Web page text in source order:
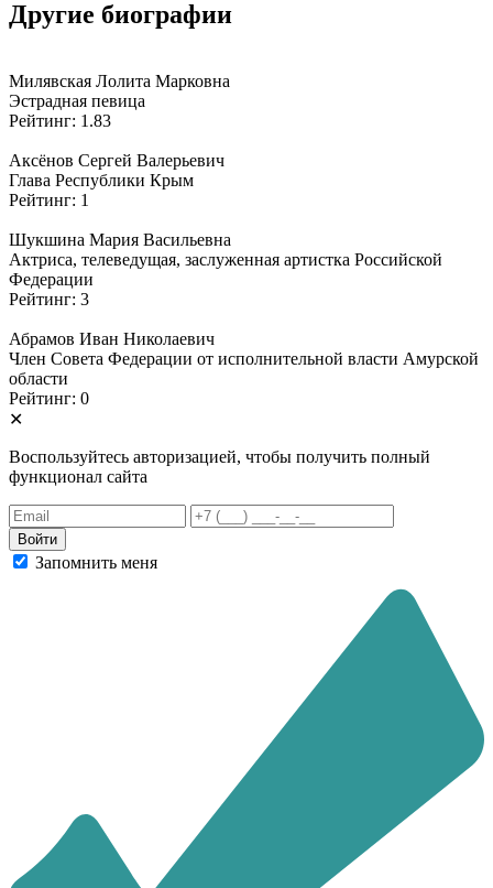
Другие биографии
Милявская Лолита Марковна
Эстрадная певица
Рейтинг: 1.83
Аксёнов Сергей Валерьевич
Глава Республики Крым
Рейтинг: 1
Шукшина Мария Васильевна
Актриса, телеведущая, заслуженная артистка Российской
Федерации
Рейтинг: 3
Абрамов Иван Николаевич
Член Совета Федерации от исполнительной власти Амурской
области
Рейтинг: 0
✕
Воспользуйтесь авторизацией, чтобы получить полный
функционал сайта
Запомнить меня